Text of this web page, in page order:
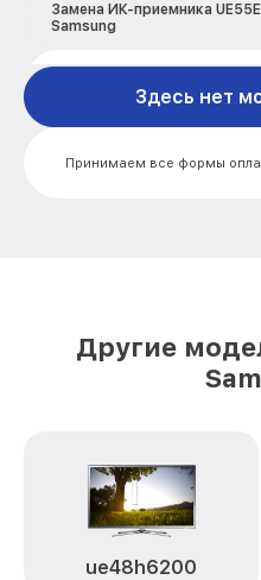
Замена ИК-приемника
Samsung
Samsung
Замена сигнальной платы
Замена контроллера питания
(мультиконтроллера)
Samsung
Принимаем все формы
Здесь нет
Другие
ue48h6200